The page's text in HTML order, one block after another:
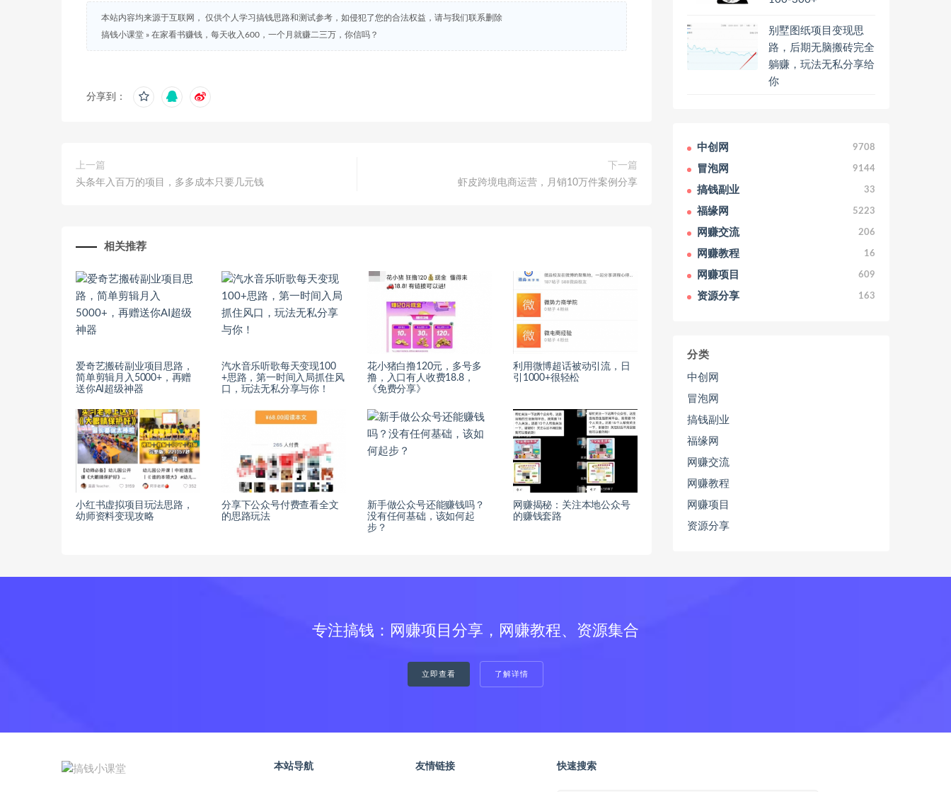
本站内容均来源于互联网， 仅供个人学习搞钱思路和测试参考，如侵犯了您的合法权益，请与我们联系删除
搞钱小课堂 » 在家看书赚钱，每天收入600，一个月就赚二三万，你信吗？
分享到：
上一篇
头条年入百万的项目，多多成本只要几元钱
下一篇
虾皮跨境电商运营，月销10万件案例分享
相关推荐
爱奇艺搬砖副业项目思路，
简单剪辑月入5000+，再赠
送你AI超级神器
汽水音乐听歌每天变现100
+思路，第一时间入局抓住风
口，玩法无私分享与你！
花小猪白撸120元，多号多
撸，入口有人收费18.8，
《免费分享》
利用微博超话被动引流，日
引1000+很轻松
小红书虚拟项目玩法思路，
幼师资料变现攻略
分享下公众号付费查看全文
的思路玩法
新手做公众号还能赚钱吗？
没有任何基础，该如何起
步？
网赚揭秘：关注本地公众号
的赚钱套路
别墅图纸项目变现思
路，后期无脑搬砖完全
躺赚，玩法无私分享给
你
中创网 9708
冒泡网 9144
搞钱副业 33
福缘网 5223
网赚交流 206
网赚教程 16
网赚项目 609
资源分享 163
分类
中创网
冒泡网
搞钱副业
福缘网
网赚交流
网赚教程
网赚项目
资源分享
专注搞钱：网赚项目分享，网赚教程、资源集合
立即查看 了解详情
本站导航 友情链接 快速搜索